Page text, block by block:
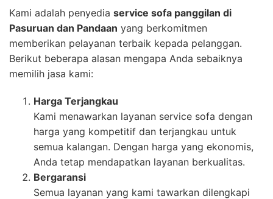
Kami adalah penyedia service sofa panggilan di
Pasuruan dan Pandaan yang berkomitmen
memberikan pelayanan terbaik kepada pelanggan.
Berikut beberapa alasan mengapa Anda sebaiknya
memilih jasa kami:
Harga Terjangkau
Kami menawarkan layanan service sofa dengan
harga yang kompetitif dan terjangkau untuk
semua kalangan. Dengan harga yang ekonomis,
Anda tetap mendapatkan layanan berkualitas.
Bergaransi
Semua layanan yang kami tawarkan dilengkapi